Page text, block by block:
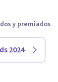
y premiados
2024